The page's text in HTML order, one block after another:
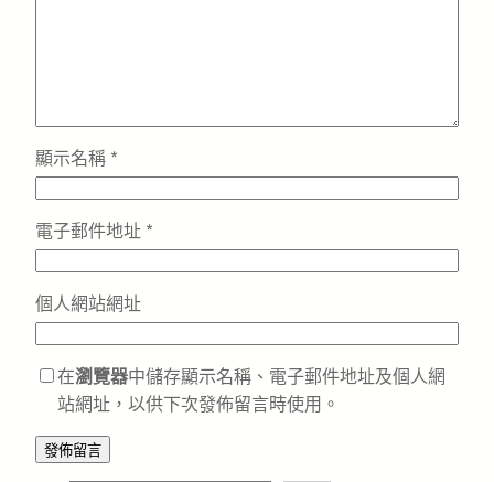
顯示名稱 *
電子郵件地址 *
個人網站網址
在瀏覽器中儲存顯示名稱、電子郵件地址及個人網
站網址，以供下次發佈留言時使用。